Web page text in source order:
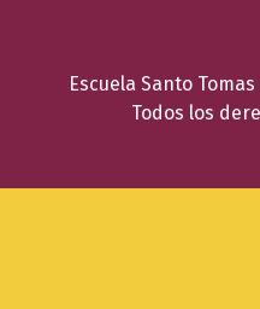
Escuela Santo
Todos los